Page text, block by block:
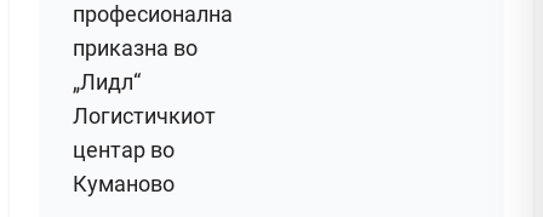
професионална
приказна во
„Лидл“
Логистичкиот
центар во
Куманово